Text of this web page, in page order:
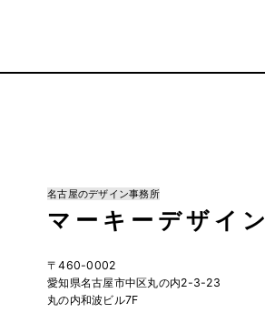
名古屋のデザイン事務所
マーキーデザイン
〒460-0002
愛知県名古屋市中区丸の内2-3-23
丸の内和波ビル7F